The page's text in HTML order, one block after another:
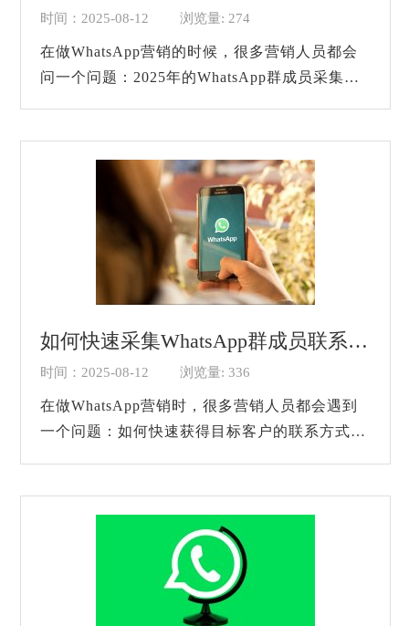
时间：2025-08-12 浏览量: 274
在做WhatsApp营销的时候，很多营销人员都会
问一个问题：2025年的WhatsApp群成员采集软
如何快速采集WhatsApp群成员联系方式
时间：2025-08-12 浏览量: 336
在做WhatsApp营销时，很多营销人员都会遇到
一个问题：如何快速获得目标客户的联系方式？